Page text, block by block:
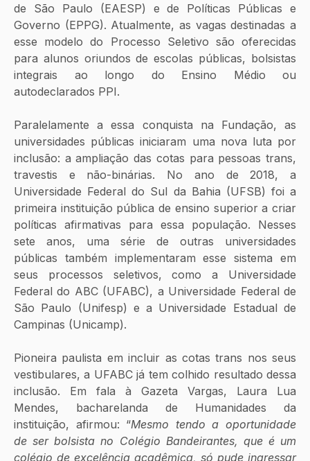
de São Paulo (EAESP) e de Políticas Públicas e
Governo (EPPG). Atualmente, as vagas destinadas a
esse modelo do Processo Seletivo são oferecidas
para alunos oriundos de escolas públicas, bolsistas
integrais ao longo do Ensino Médio ou
autodeclarados PPI.
Paralelamente a essa conquista na Fundação, as
universidades públicas iniciaram uma nova luta por
inclusão: a ampliação das cotas para pessoas trans,
travestis e não-binárias. No ano de 2018, a
Universidade Federal do Sul da Bahia (UFSB) foi a
primeira instituição pública de ensino superior a criar
políticas afirmativas para essa população. Nesses
sete anos, uma série de outras universidades
públicas também implementaram esse sistema em
seus processos seletivos, como a Universidade
Federal do ABC (UFABC), a Universidade Federal de
São Paulo (Unifesp) e a Universidade Estadual de
Campinas (Unicamp).
Pioneira paulista em incluir as cotas trans nos seus
vestibulares, a UFABC já tem colhido resultado dessa
inclusão. Em fala à Gazeta Vargas, Laura Lua
Mendes, bacharelanda de Humanidades da
instituição, afirmou: “Mesmo tendo a oportunidade
de ser bolsista no Colégio Bandeirantes, que é um
colégio de excelência acadêmica, só pude ingressar